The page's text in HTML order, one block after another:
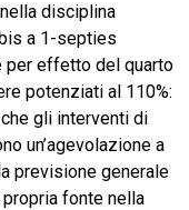
disciplina
a 1-septies
per effetto del quarto
potenziati al 110%:
gli interventi di
un’agevolazione a
previsione generale
propria fonte nella